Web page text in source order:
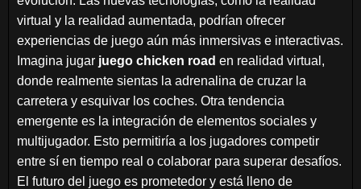
virtual y la realidad aumentada, podrían ofrecer
experiencias de juego aún más inmersivas e interactivas.
Imagina jugar juego chicken road en realidad virtual,
donde realmente sientas la adrenalina de cruzar la
carretera y esquivar los coches. Otra tendencia
emergente es la integración de elementos sociales y
multijugador. Esto permitiría a los jugadores competir
entre sí en tiempo real o colaborar para superar desafíos.
El futuro del juego es prometedor y está lleno de